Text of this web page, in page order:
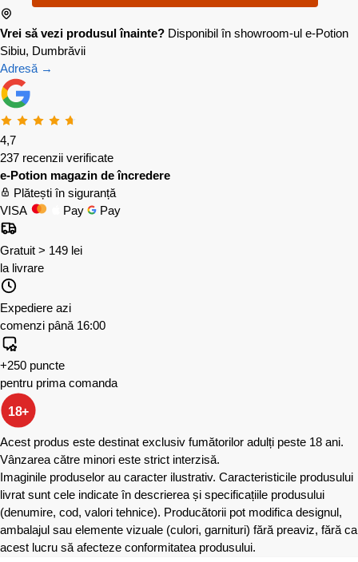
Vrei să vezi produsul înainte? Disponibil în showroom-ul e-Potion
Sibiu, Dumbrăvii
Adresă →
4,7
237 recenzii verificate
e-Potion magazin de încredere
Plătești în siguranță
VISA
Pay Pay
Gratuit > 149 lei
la livrare
Expediere azi
comenzi până 16:00
+250 puncte
pentru prima comanda
18+
Acest produs este destinat exclusiv fumătorilor adulți peste 18 ani.
Vânzarea către minori este strict interzisă.
Imaginile produselor au caracter ilustrativ. Caracteristicile produsului
livrat sunt cele indicate în descrierea și specificațiile produsului
(denumire, cod, valori tehnice). Producătorii pot modifica designul,
ambalajul sau elemente vizuale (culori, garnituri) fără preaviz, fără ca
acest lucru să afecteze conformitatea produsului.